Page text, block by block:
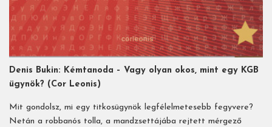
Denis Bukin: Kémtanoda – Vagy olyan okos, mint egy KGB
ügynök? (Cor Leonis)
Mit gondolsz, mi egy titkosügynök legfélelmetesebb fegyvere?
Netán a robbanós tolla, a mandzsettájába rejtett mérgező